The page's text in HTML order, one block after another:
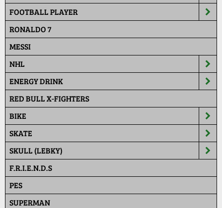
FOOTBALL PLAYER
RONALDO 7
MESSI
NHL
ENERGY DRINK
RED BULL X-FIGHTERS
BIKE
SKATE
SKULL (LEBKY)
F.R.I.E.N.D.S
PES
SUPERMAN